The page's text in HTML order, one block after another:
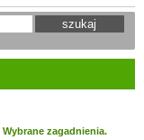
zagadnienia.